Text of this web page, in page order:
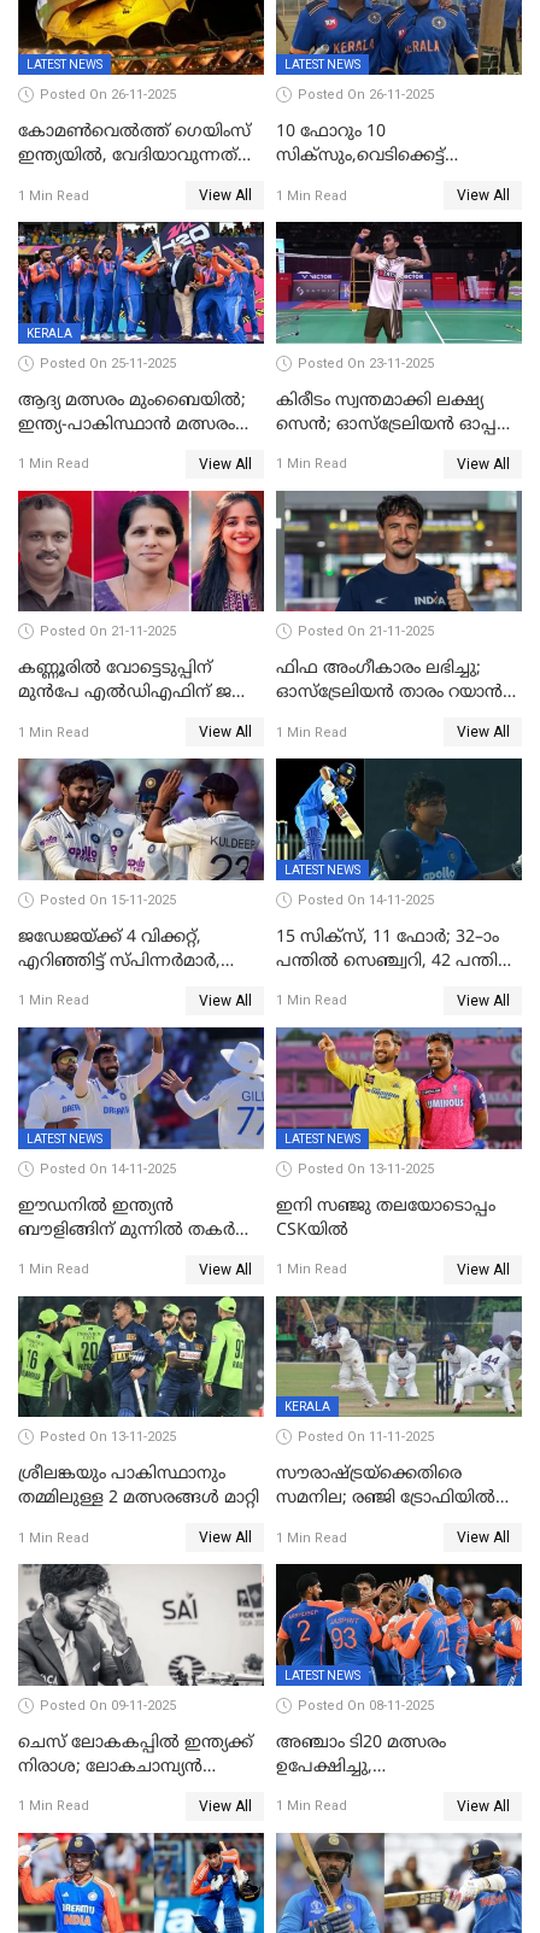
LATEST NEWS
Posted On 26-11-2025
കോമൺവെൽത്ത് ഗെയിംസ്
ഇന്ത്യയിൽ, വേദിയാവുന്നത്
1 Min Read View All
LATEST NEWS
Posted On 26-11-2025
10 ഫോറും 10
സിക്‌സും,വെടിക്കെട്ട്
അര്‍ധ സെഞ്ചുറിയുമായി
സഞ്ജു; ഒഡിഷയെ 10
വിക്കറ്റിന് തകര്‍ത്ത് കേരളം
1 Min Read View All
KERALA
Posted On 25-11-2025
ആദ്യ മത്സരം മുംബൈയിൽ;
ഇന്ത്യ-പാകിസ്ഥാൻ മത്സരം
ലോകകപ്പിന്‍റെ മത്സരക്രമം
പ്രഖ്യാപിച്ചു
1 Min Read View All
Posted On 23-11-2025
കിരീടം സ്വന്തമാക്കി ലക്ഷ്യ
സെന്‍; ഓസ്ട്രേലിയന്‍ ഓപ്പണ്‍
1 Min Read View All
Posted On 21-11-2025
കണ്ണൂരിൽ വോട്ടെടുപ്പിന്
മുൻപേ എൽഡിഎഫിന് ജയം;
സ്ഥാനാർഥികളില്ല
1 Min Read View All
Posted On 21-11-2025
ഫിഫ അംഗീകാരം ലഭിച്ചു;
ഓസ്‌ട്രേലിയന്‍ താരം റയാന്‍
നീലക്കുപ്പായത്തില്‍ കളിക്കാം
1 Min Read View All
Posted On 15-11-2025
ജഡേജയ്ക്ക് 4 വിക്കറ്റ്,
എറിഞ്ഞിട്ട് സ്പിന്നർമാർ,
പ്രോട്ടീസ്
1 Min Read View All
LATEST NEWS
Posted On 14-11-2025
15 സിക്സ്, 11 ഫോർ; 32–ാം
പന്തിൽ സെഞ്ച്വറി, 42 പന്തിൽ
1 Min Read View All
LATEST NEWS
Posted On 14-11-2025
ഈഡനിൽ ഇന്ത്യൻ
ബൗളിങ്ങിന് മുന്നിൽ തകർന്ന്
പുറത്ത്; ബുമ്രയ്ക്ക് അഞ്ച്
വിക്കറ്റ്
1 Min Read View All
LATEST NEWS
Posted On 13-11-2025
ഇനി സഞ്ജു തലയോടൊപ്പം
CSKയിൽ
1 Min Read View All
Posted On 13-11-2025
ശ്രീലങ്കയും പാകിസ്ഥാനും
തമ്മിലുള്ള 2 മത്സരങ്ങള്‍ മാറ്റി
1 Min Read View All
KERALA
Posted On 11-11-2025
സൗരാഷ്ട്രയ്‌ക്കെതിരെ
സമനില; രഞ്ജി ട്രോഫിയിൽ
1 Min Read View All
Posted On 09-11-2025
ചെസ് ലോകകപ്പില്‍ ഇന്ത്യക്ക്
നിരാശ; ലോകചാമ്പ്യന്‍
1 Min Read View All
LATEST NEWS
Posted On 08-11-2025
അഞ്ചാം ടി20 മത്സരം
ഉപേക്ഷിച്ചു,
ജയിച്ച് ഇന്ത്യ
1 Min Read View All